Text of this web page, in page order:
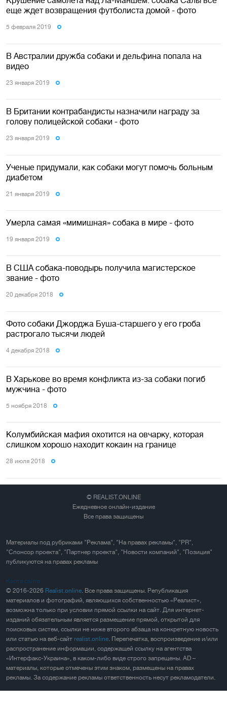
еще ждет возвращения футболиста домой - фото
5 февраля 2019
В Австралии дружба собаки и дельфина попала на
видео
23 января 2019
В Британии контрабандисты назначили награду за
голову полицейской собаки - фото
23 января 2019
Ученые придумали, как собаки могут помочь больным
диабетом
21 января 2019
Умерла самая «мимишная» собака в мире - фото
19 января 2019
В США собака-поводырь получила магистерское
звание - фото
20 декабря 2018
Фото собаки Джорджа Буша-старшего у его гроба
растрогало тысячи людей
4 декабря 2018
В Харькове во время конфликта из-за собаки погиб
мужчина - фото
5 ноября 2018
Колумбийская мафия охотится на овчарку, которая
слишком хорошо находит кокаин на границе
28 июля 2018
© REALIST.ONLINE
Ежедневное онлайн-издание
Все права защищены
Материалы под рубриками "Реклама", "На правах рекламы", "PR",
"Спонсор проекта", "Партнер проекта", "Новости компаний", "Позиция"
публикуются на правах рекламы
Карта сайта
© 2016-2026 Realist.online. Все права защищены. Републикация
материалов и фотографий, являющихся собственностью «Реалист»,
возможна только при условии прямой ссылки на сайт. Для интернет-
изданий обязательным является размещение прямой, открытой для
поисковых систем, ссылки не ниже второго абзаца на конкретную новость
или статью на веб-сайт realist.online. Перепечатка, воспроизведение и/или
распространение информации, содержащей ссылку на агентства
«Интерфакс-Украина», в каком-либо виде строго запрещены. AD –
материалы, которые отмечены этим знаком, размещены на правах
рекламы. За содержание рекламы ответственность несут рекламодатели.